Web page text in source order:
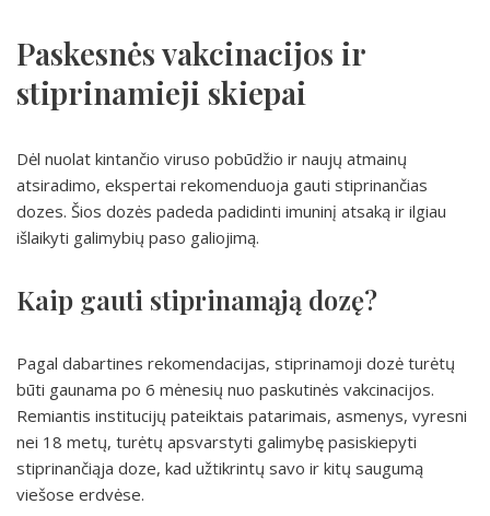
Paskesnės vakcinacijos ir
stiprinamieji skiepai
Dėl nuolat kintančio viruso pobūdžio ir naujų atmainų
atsiradimo, ekspertai rekomenduoja gauti stiprinančias
dozes. Šios dozės padeda padidinti imuninį atsaką ir ilgiau
išlaikyti galimybių paso galiojimą.
Kaip gauti stiprinamąją dozę?
Pagal dabartines rekomendacijas, stiprinamoji dozė turėtų
būti gaunama po 6 mėnesių nuo paskutinės vakcinacijos.
Remiantis institucijų pateiktais patarimais, asmenys, vyresni
nei 18 metų, turėtų apsvarstyti galimybę pasiskiepyti
stiprinančiąja doze, kad užtikrintų savo ir kitų saugumą
viešose erdvėse.